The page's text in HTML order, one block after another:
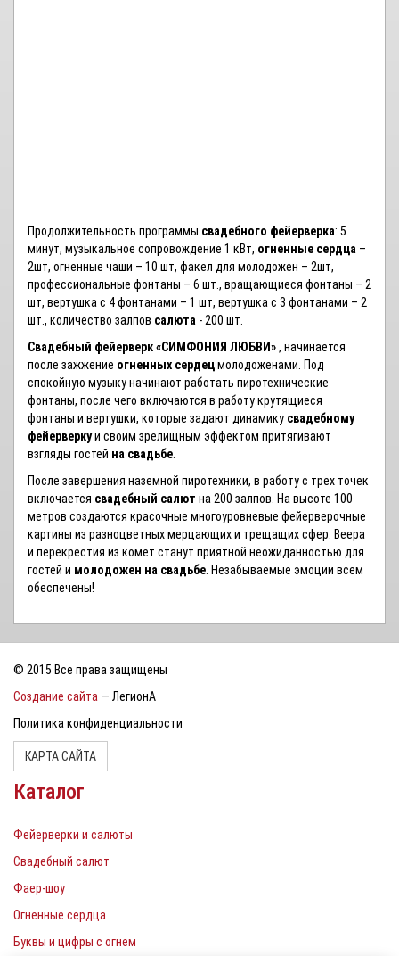
Продолжительность программы свадебного фейерверка: 5
минут, музыкальное сопровождение 1 кВт, огненные сердца –
2шт, огненные чаши – 10 шт, факел для молодожен – 2шт,
профессиональные фонтаны – 6 шт., вращающиеся фонтаны – 2
шт, вертушка с 4 фонтанами – 1 шт, вертушка с 3 фонтанами – 2
шт., количество залпов салюта - 200 шт.
Свадебный фейерверк «СИМФОНИЯ ЛЮБВИ», начинается
после зажжение огненных сердецмолодоженами. Под
спокойную музыку начинают работать пиротехнические
фонтаны, после чего включаются в работу крутящиеся
фонтаны и вертушки, которые задают динамику свадебному
фейерверкуи своим зрелищным эффектом притягивают
взгляды гостей на свадьбе
После завершения наземной пиротехники, в работу с трех точек
включается свадебный салют на 200 залпов. На высоте 100
метров создаются красочные многоуровневые фейерверочные
картины из разноцветных мерцающих и трещащих сфер. Веера
и перекрестия из комет станут приятной неожиданностью для
гостей и молодожен на свадьбе . Незабываемые эмоции всем
обеспечены!
© 2015 Все права защищены
Создание сайта — ЛегионА
Политика конфиденциальности
КАРТА САЙТА
Каталог
Фейерверки и салюты
Свадебный салют
Фаер-шоу
Огненные сердца
Буквы и цифры с огнем